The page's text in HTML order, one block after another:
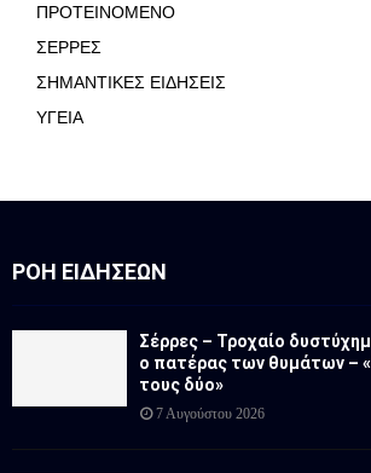
ΠΡΟΤΕΙΝΟΜΕΝΟ
ΣΕΡΡΕΣ
ΣΗΜΑΝΤΙΚΕΣ ΕΙΔΗΣΕΙΣ
ΥΓΕΙΑ
ΡΟΉ ΕΙΔΉΣΕΩΝ
Σέρρες – Τροχαίο
ο πατέρας των θυμάτων –
τους δύο»
7 Αυγούστου 2026